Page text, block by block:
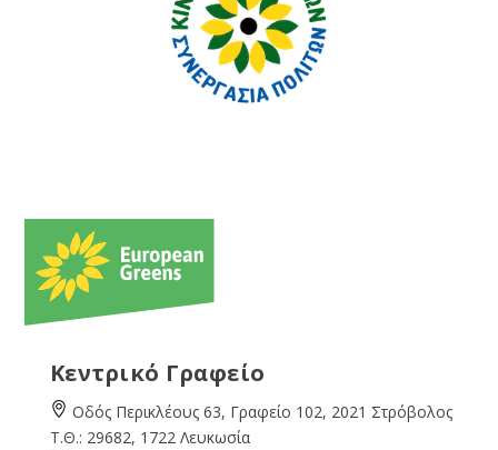
Κεντρικό Γραφείο
Οδός Περικλέους 63, Γραφείο 102, 2021 Στρόβολος
Τ.Θ.: 29682, 1722 Λευκωσία